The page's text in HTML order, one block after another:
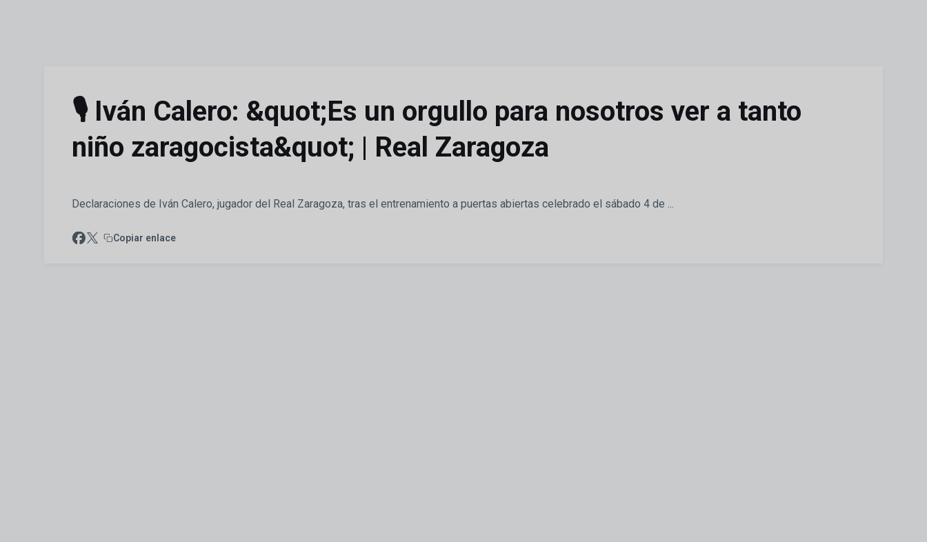
🎙️ Iván Calero: &quot;Es un orgullo para nosotros ver a tanto
niño zaragocista&quot; | Real Zaragoza
Declaraciones de Iván Calero, jugador del Real Zaragoza, tras el entrenamiento a puertas abiertas celebrado el sábado 4 de ...
Copiar enlace